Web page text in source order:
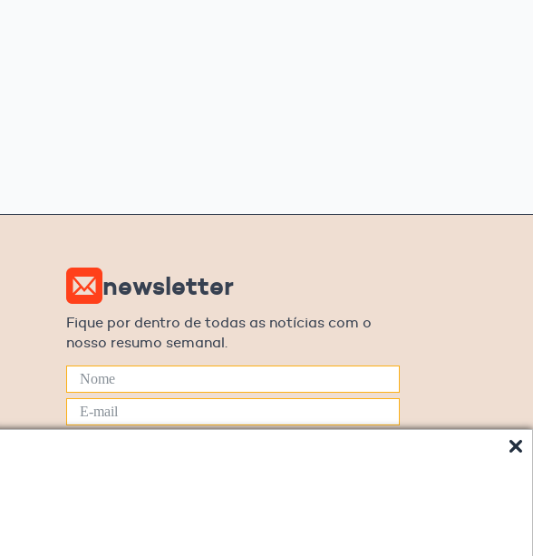
newsletter
Fique por dentro de todas as notícias com o
nosso resumo semanal.